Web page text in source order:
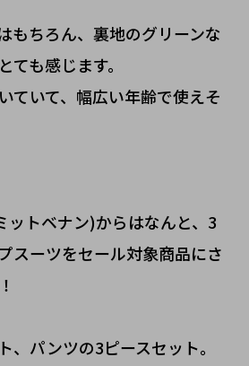
もちろん、裏地のグリーンな
ても感じます。
ていて、幅広い年齢で使えそ
ットベナン)からはなんと、3
スーツをセール対象商品にさ
、パンツの3ピースセット。